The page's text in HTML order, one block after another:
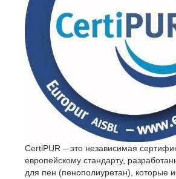
которых стало возможным
воздействие на кожу при ношении
изделия. Данная методика
разработана на основе методов
имплантатов в медицинской технике.
В 1998 г. сертифицированная
Denkendorf Produktservice GmbH
на проведение тестов на
текстиля и выдавать FKT сертификат
в медицине на токсины". В среднем
тестируется от 500 до 1000 образцов
CertiPUR – это независимая
европейскому стандарту,
для пен (пенополиуретан), которые